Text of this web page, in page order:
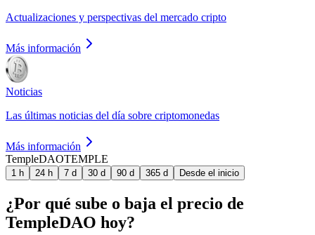
Actualizaciones y perspectivas del mercado cripto
Más información
Noticias
Las últimas noticias del día sobre criptomonedas
Más información
TempleDAOTEMPLE
1 h 24 h 7 d 30 d 90 d 365 d Desde el inicio
¿Por qué sube o baja el precio de
TempleDAO hoy?